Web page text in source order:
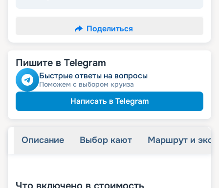
Поделиться
Пишите в Telegram
Быстрые ответы на вопросы
Поможем с выбором круиза
Написать в Telegram
Описание Выбор кают Маршрут и